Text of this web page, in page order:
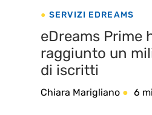
SERVIZI EDREAMS
eDreams Prime
raggiunto un
di iscritti
Chiara Marigliano 6